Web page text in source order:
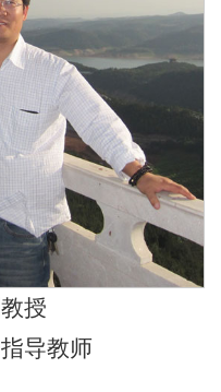
教授
指导教师